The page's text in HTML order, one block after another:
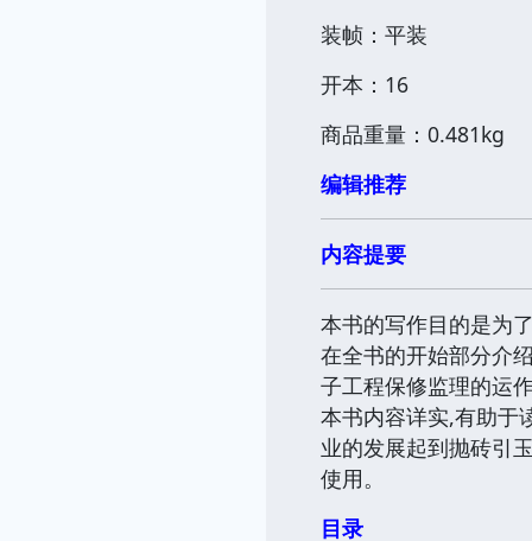
装帧：平装
开本：16
商品重量：0.481kg
编辑推荐
内容提要
本书的写作目的是为
在全书的开始部分介
子工程保修监理的运
本书内容详实,有助于
业的发展起到抛砖引
使用。
目录